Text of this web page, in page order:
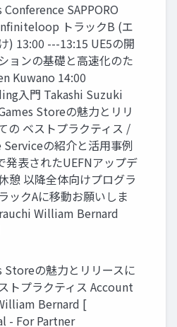
Conference SAPPORO
トラックB (エ
) 13:00 ---13:15 UE5の開
ョンの基礎と高速化のた
Kuwano 14:00
入門 Takashi Suzuki
Storeの魅力とリリ
の ベストプラクティス /
の紹介と活用事例
発表されたUEFNアップデ
憩 以降全体向けプログラ
ックAに移動お願いしま
William Bernard
Storeの魅力とリリースに
トプラクティス Account
Bernard [
- For Partner